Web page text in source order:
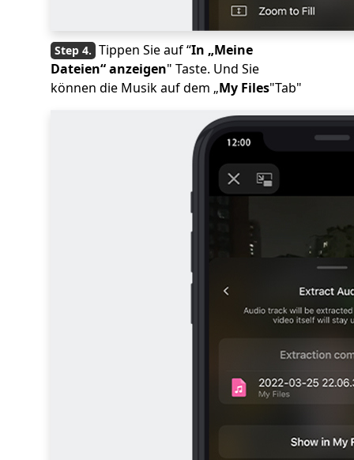
Tippen Sie auf “In „Meine
Dateien“ anzeigen" Taste. Und Sie
können die Musik auf dem „My Files"Tab"